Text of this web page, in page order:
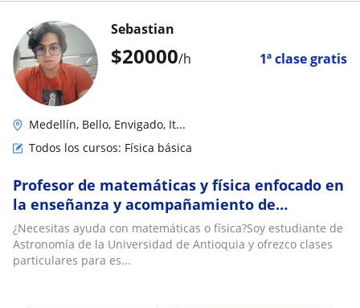
$20000/h 1ª clase gratis
Sebastian
Medellín, Bello, Envigado, It...
Todos los cursos: Física básica
Profesor de matemáticas y física enfocado en
la enseñanza y acompañamiento de
estudiantes en etapa final de bachillerato
¿Necesitas ayuda con matemáticas o física?Soy estudiante de
Astronomía de la Universidad de Antioquia y ofrezco clases
particulares para es...